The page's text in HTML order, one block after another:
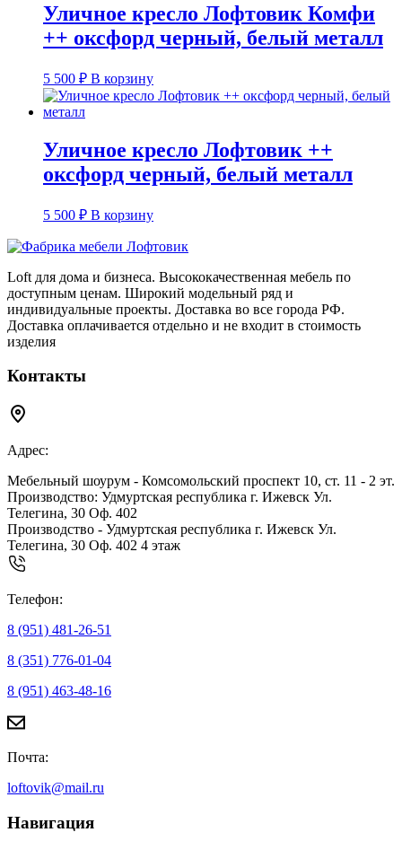
Уличное кресло Лофтовик Комфи
++ оксфорд черный, белый металл
5 500 ₽ В корзину
Уличное кресло Лофтовик ++
оксфорд черный, белый металл
5 500 ₽ В корзину
Loft для дома и бизнеса. Высококачественная мебель по
доступным ценам. Широкий модельный ряд и
индивидуальные проекты. Доставка во все города РФ.
Доставка оплачивается отдельно и не входит в стоимость
изделия
Контакты
Адрес:
Мебельный шоурум - Комсомольский проспект 10, ст. 11 - 2 эт.
Производство: Удмуртская республика г. Ижевск Ул.
Телегина, 30 Оф. 402
Производство - Удмуртская республика г. Ижевск Ул.
Телегина, 30 Оф. 402 4 этаж
Телефон:
8 (951) 481-26-51
8 (351) 776-01-04
8 (951) 463-48-16
Почта:
loftovik@mail.ru
Навигация